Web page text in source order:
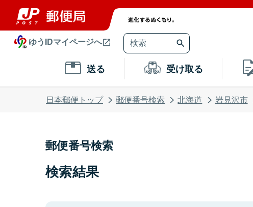
ゆうIDマイページへ
送る 受け取る
日本郵便トップ 郵便番号検索 北海道 岩見沢市
郵便番号検索
検索結果